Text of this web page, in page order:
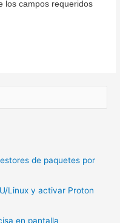
los campos requeridos
de paquetes por
Linux y activar Proton
en pantalla